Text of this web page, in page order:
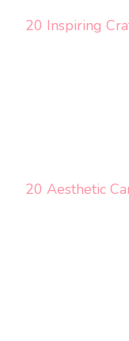
20 Inspiring
20 Aesthetic